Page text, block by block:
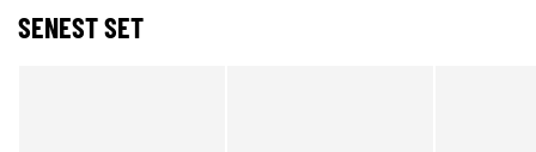
SENEST SET